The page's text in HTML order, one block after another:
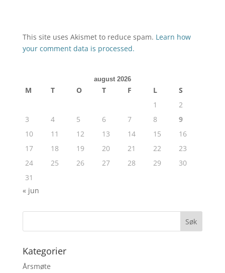
This site uses Akismet to reduce spam. Learn how
your comment data is processed.
august 2026
M T O T F L
S
1
2
3
4 5 6 7 8
9
10
11 12 13 14 15
16
17
18 19 20 21 22
23
24
25 26 27 28 29
30
31
« jun
Kategorier
Årsmøte